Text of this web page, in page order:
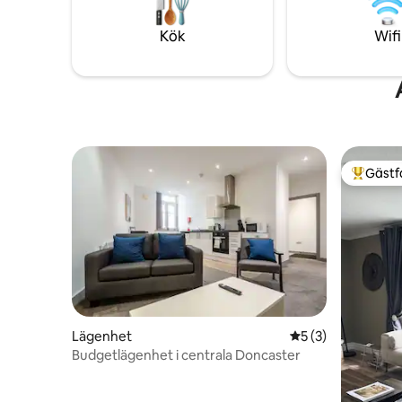
promenader från dörren.
bort och
Kök Wifi
Lägenhet 5 av 5 i
5 (3)
Budgetlägenhet i centrala Doncaster
Populär